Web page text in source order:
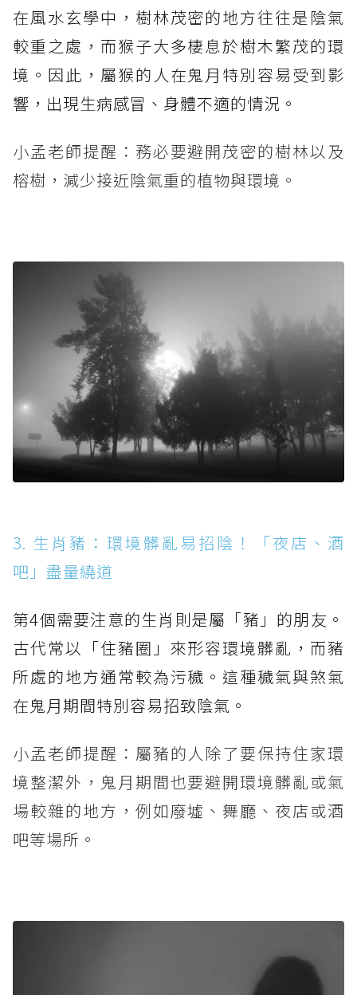
在風水玄學中，樹林茂密的地方往往是陰氣
較重之處，而猴子大多棲息於樹木繁茂的環
境。因此，屬猴的人在鬼月特別容易受到影
響，出現生病感冒、身體不適的情況。
小孟老師提醒：務必要避開茂密的樹林以及
榕樹，減少接近陰氣重的植物與環境。
3. 生肖豬：環境髒亂易招陰！「夜店、酒
吧」盡量繞道
第4個需要注意的生肖則是屬「豬」的朋友。
古代常以「住豬圈」來形容環境髒亂，而豬
所處的地方通常較為污穢。這種穢氣與煞氣
在鬼月期間特別容易招致陰氣。
小孟老師提醒：屬豬的人除了要保持住家環
境整潔外，鬼月期間也要避開環境髒亂或氣
場較雜的地方，例如廢墟、舞廳、夜店或酒
吧等場所。